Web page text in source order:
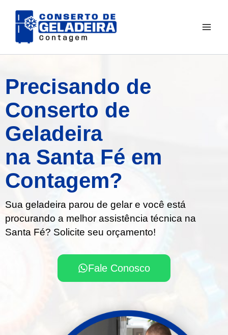
para
Precisando de
Conserto de
Geladeira
na Santa Fé em
Contagem?
Sua geladeira parou de gelar e você está
procurando a melhor assistência técnica na
Santa Fé? Solicite seu orçamento!
Fale Conosco